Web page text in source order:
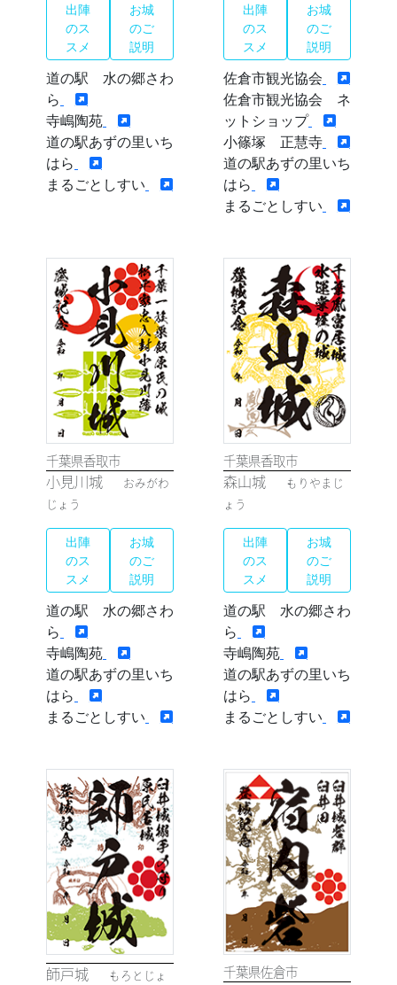
HOME
法人について
運営施設
活動
出陣
のス
スメ
お城
のご
説明
道の駅 水の郷さわ
ら
寺嶋陶苑
道の駅あずの里いち
はら
まるごとしすい
出陣
のス
スメ
お城
のご
説明
佐倉市観光協会
佐倉市観光協会 ネ
ットショップ
小篠塚 正慧寺
道の駅あずの里いち
はら
まるごとしすい
千葉県香取市
小見川城
おみがわ
じょう
出陣
のス
スメ
お城
のご
説明
道の駅 水の郷さわ
ら
寺嶋陶苑
道の駅あずの里いち
はら
まるごとしすい
千葉県香取市
森山城
もりやまじ
ょう
出陣
のス
スメ
お城
のご
説明
道の駅 水の郷さわ
ら
寺嶋陶苑
道の駅あずの里いち
はら
まるごとしすい
師戸城 もろとじょ 千葉県佐倉市